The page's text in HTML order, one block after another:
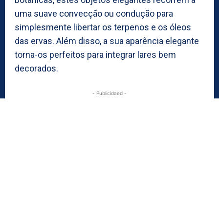
uma suave convecção ou condução para
simplesmente libertar os terpenos e os óleos
das ervas. Além disso, a sua aparência elegante
torna-os perfeitos para integrar lares bem
decorados.
- Publicidaed -